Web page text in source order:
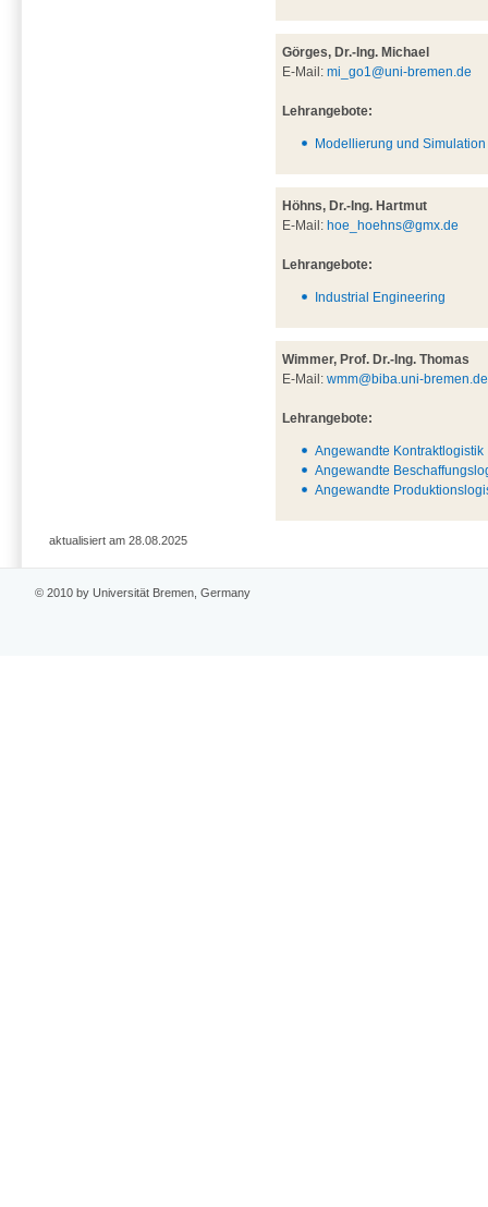
Görges, Dr.-Ing. Michael
E-Mail:mi_go1@uni-bremen.de
Lehrangebote:
Modellierung und
Höhns, Dr.-Ing. Hartmut
E-Mail: hoe_hoehns@gmx.de
Lehrangebote:
Industrial Engineering
Wimmer, Prof. Dr.-Ing. Thomas
E-Mail:wmm@biba.uni-bremen.de
Lehrangebote:
Angewandte Kontraktlogistik
Angewandte
Angewandte
aktualisiert am 28.08.2025
© 2010 by Universität Bremen, Germany